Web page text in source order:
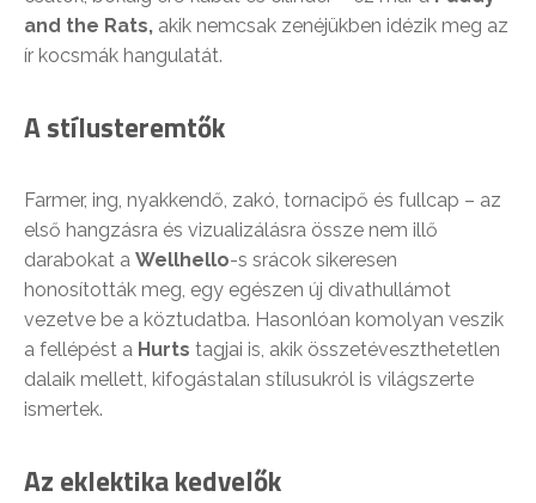
and the Rats, akik nemcsak zenéjükben idézik meg az
ír kocsmák hangulatát.
A stílusteremtők
Farmer, ing, nyakkendő, zakó, tornacipő és fullcap – az
első hangzásra és vizualizálásra össze nem illő
darabokat a Wellhello-s srácok sikeresen
honosították meg, egy egészen új divathullámot
vezetve be a köztudatba. Hasonlóan komolyan veszik
a fellépést a Hurts tagjai is, akik összetéveszthetetlen
dalaik mellett, kifogástalan stílusukról is világszerte
ismertek.
Az eklektika kedvelők